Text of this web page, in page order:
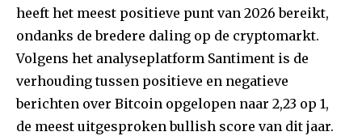
heeft het meest positieve punt van 2026 bereikt,
ondanks de bredere daling op de cryptomarkt.
Volgens het analyseplatform Santiment is de
verhouding tussen positieve en negatieve
berichten over Bitcoin opgelopen naar 2,23 op 1,
de meest uitgesproken bullish score van dit jaar.